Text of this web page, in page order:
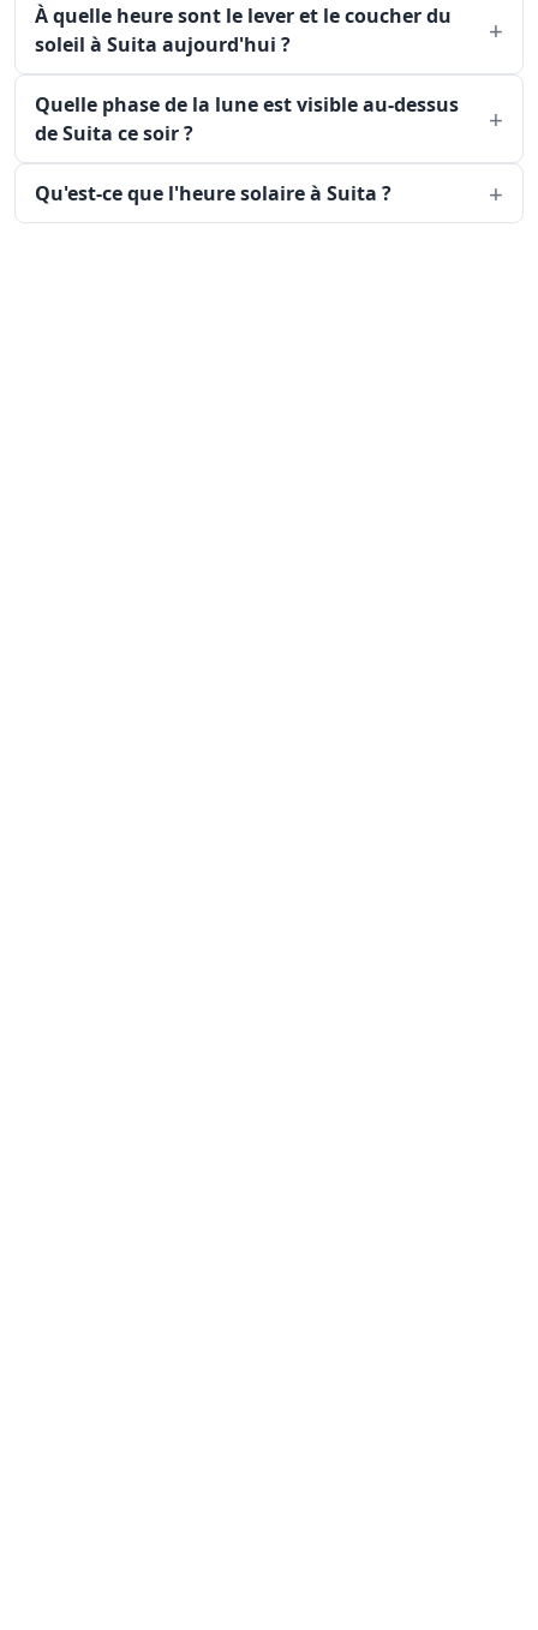
À quelle heure sont le lever et le coucher du
soleil à Suita aujourd'hui ?
Quelle phase de la lune est visible au-dessus
de Suita ce soir ?
Qu'est-ce que l'heure solaire à Suita ?